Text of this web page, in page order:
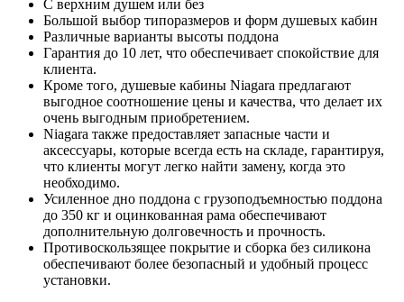
С верхним душем или без
Большой выбор типоразмеров и форм душевых кабин
Различные варианты высоты поддона
Гарантия до 10 лет, что обеспечивает спокойствие для
клиента.
Кроме того, душевые кабины Niagara предлагают
выгодное соотношение цены и качества, что делает их
очень выгодным приобретением.
Niagara также предоставляет запасные части и
аксессуары, которые всегда есть на складе, гарантируя,
что клиенты могут легко найти замену, когда это
необходимо.
Усиленное дно поддона с грузоподъемностью поддона
до 350 кг и оцинкованная рама обеспечивают
дополнительную долговечность и прочность.
Противоскользящее покрытие и сборка без силикона
обеспечивают более безопасный и удобный процесс
установки.